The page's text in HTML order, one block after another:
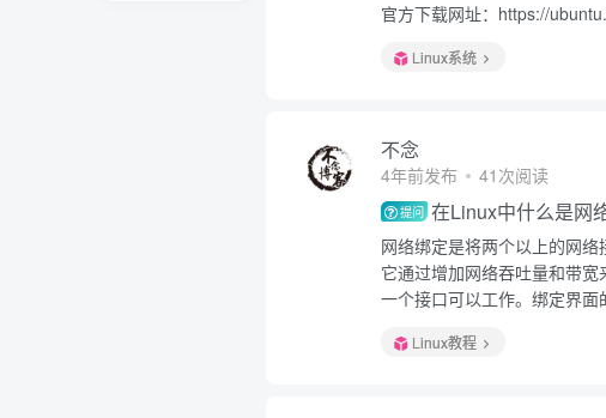
官方下载网址：https://
Linux系统
不念
4年前发布 41次阅读
提问 在Linux中什么是网
网络绑定是将两个以上的网络
它通过增加网络吞吐量和带
一个接口可以工作。绑定界面
Linux教程